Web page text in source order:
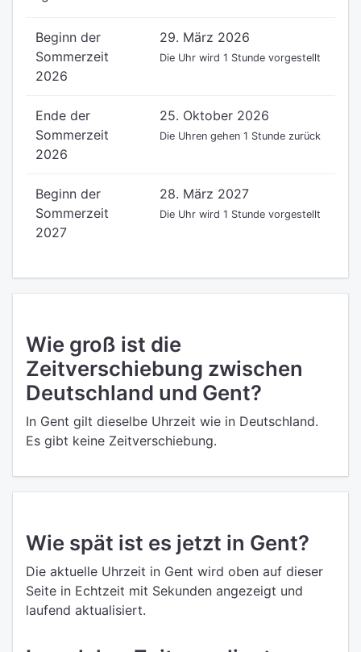
Beginn der
Sommerzeit
2026
29. März 2026
Die Uhr wird 1 Stunde vorgestellt
Ende der
Sommerzeit
2026
25. Oktober 2026
Die Uhren gehen 1 Stunde zurück
Beginn der
Sommerzeit
2027
28. März 2027
Die Uhr wird 1 Stunde vorgestellt
Wie groß ist die
Zeitverschiebung zwischen
Deutschland und Gent?
In Gent gilt dieselbe Uhrzeit wie in Deutschland.
Es gibt keine Zeitverschiebung.
Wie spät ist es jetzt in Gent?
Die aktuelle Uhrzeit in Gent wird oben auf dieser
Seite in Echtzeit mit Sekunden angezeigt und
laufend aktualisiert.